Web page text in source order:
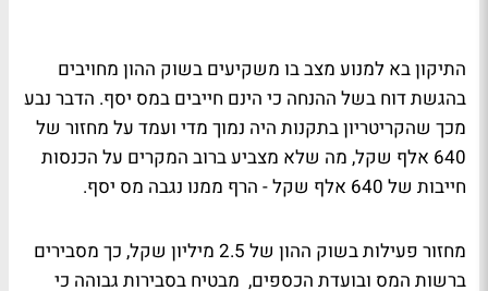
התיקון בא למנוע מצב בו משקיעים בשוק ההון מחויבים
בהגשת דוח בשל ההנחה כי הינם חייבים במס יסף. הדבר נבע
מכך שהקריטריון בתקנות היה נמוך מדי ועמד על מחזור של
640 אלף שקל, מה שלא מצביע ברוב המקרים על הכנסות
חייבות של 640 אלף שקל - הרף ממנו נגבה מס יסף.
מחזור פעילות בשוק ההון של 2.5 מיליון שקל, כך מסבירים
ברשות המס ובועדת הכספים, מבטיח בסבירות גבוהה כי